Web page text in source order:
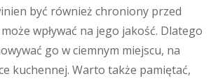
być również chroniony przed
wpływać na jego jakość. Dlatego
go w ciemnym miejscu, na
kuchennej. Warto także pamiętać,